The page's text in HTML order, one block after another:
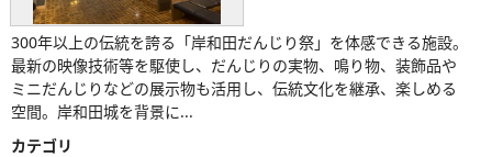
300年以上の伝統を誇る「岸和田だんじり祭」を体感できる施設。
最新の映像技術等を駆使し、だんじりの実物、鳴り物、装飾品や
ミニだんじりなどの展示物も活用し、伝統文化を継承、楽しめる
空間。岸和田城を背景に...
カテゴリ